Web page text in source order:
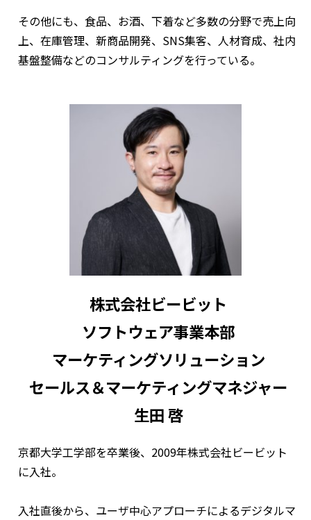
その他にも、食品、お酒、下着など多数の分野で売上向
上、在庫管理、新商品開発、SNS集客、人材育成、社内
基盤整備などのコンサルティングを行っている。
株式会社ビービット
ソフトウェア事業本部
マーケティングソリューション
セールス＆マーケティングマネジャー
生田 啓
京都大学工学部を卒業後、2009年株式会社ビービット
に入社。
入社直後から、ユーザ中心アプローチによるデジタルマ